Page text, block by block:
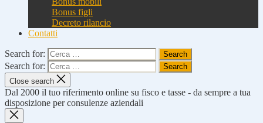
Bonus figli
Decreto rilancio
Contatti
Search for:
Search for:
Close search
Dal 2000 il tuo riferimento online su fisco e tasse - da sempre a tua
disposizione per consulenze aziendali